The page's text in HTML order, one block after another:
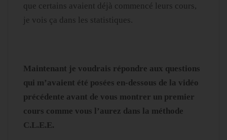
que certains avaient déjà commencé leurs cours,
je vois ça dans les statistiques.
Maintenant je voudrais répondre aux questions
qui m’avaient été posées en-dessous de la vidéo
précédente avant de vous montrer un premier
cours comme vous l’aurez dans la méthode
C.L.E.E.